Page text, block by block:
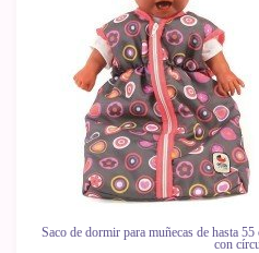
Saco de dormir para muñecas de hasta
con